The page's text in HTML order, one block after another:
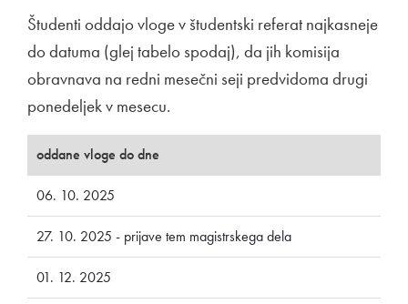
Študenti oddajo vloge v študentski referat najkasneje
do datuma (glej tabelo spodaj), da jih komisija
obravnava na redni mesečni seji predvidoma drugi
ponedeljek v mesecu.
oddane vloge do dne
06. 10. 2025
27. 10. 2025 - prijave tem magistrskega dela
01. 12. 2025